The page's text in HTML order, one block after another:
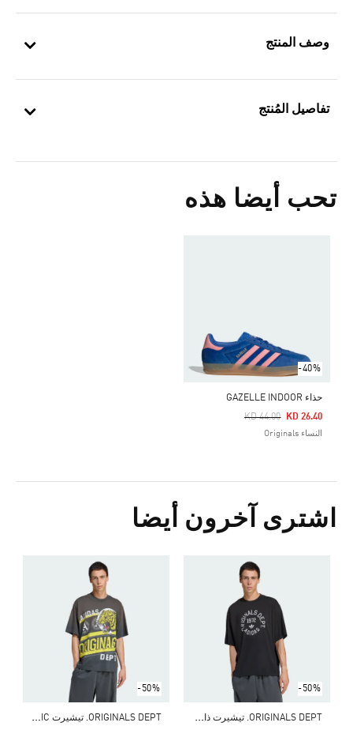
وصف المنتج
تفاصيل المُنتج
تحب أيضا هذه
-40%
حذاء GAZELLE INDOOR
Price Reduced From
KD 44.00
To KD 26.40
النساء Originals
اشترى آخرون أيضا
-50%
O
RIGINALS DEPT. تيشيرت ذات تصميم جرافيكي
-50%
O
RIGINALS DEPT. تيشيرت GRAPHIC
Price Reduced From